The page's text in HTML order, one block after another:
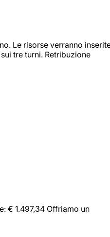
Le risorse verranno
tre turni. Retribuzione
€ 1.497,34 Offriamo un